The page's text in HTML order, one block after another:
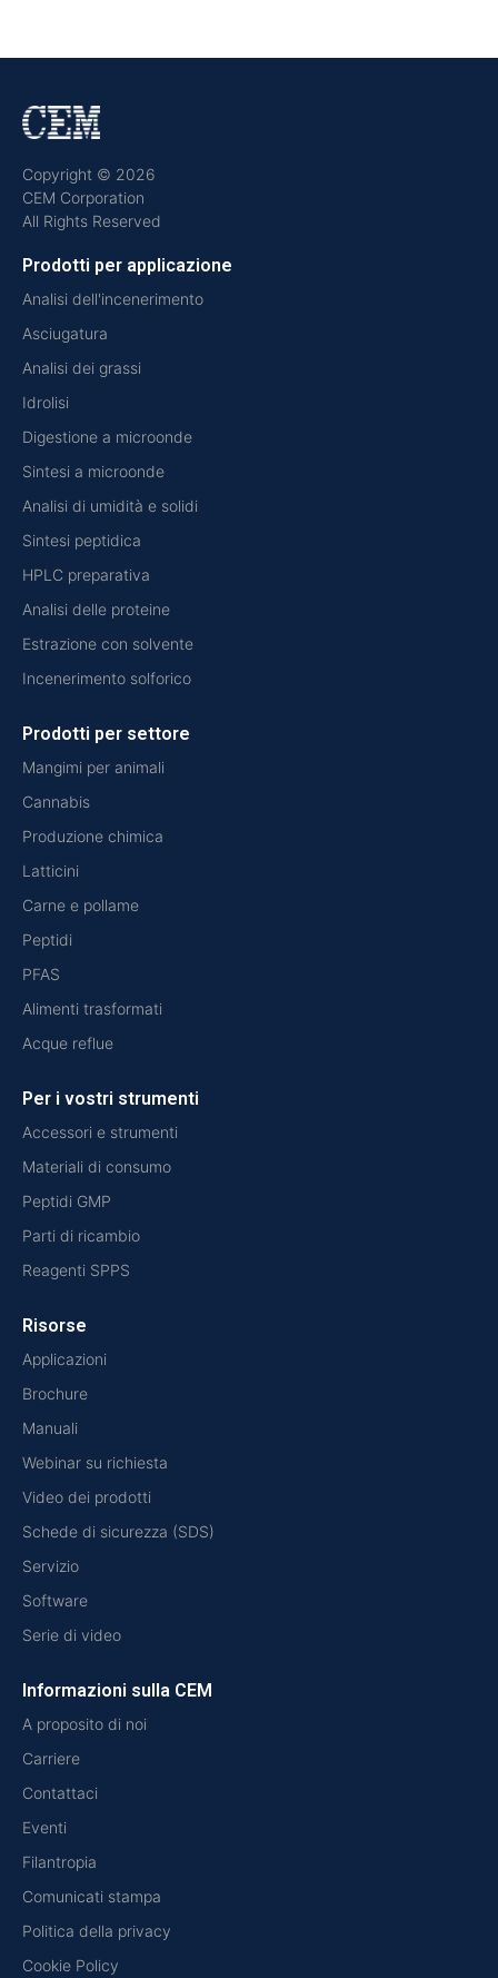
Copyright © 2026
CEM Corporation
All Rights Reserved
Prodotti per applicazione
Analisi dell'incenerimento
Asciugatura
Analisi dei grassi
Idrolisi
Digestione a microonde
Sintesi a microonde
Analisi di umidità e solidi
Sintesi peptidica
HPLC preparativa
Analisi delle proteine
Estrazione con solvente
Incenerimento solforico
Prodotti per settore
Mangimi per animali
Cannabis
Produzione chimica
Latticini
Carne e pollame
Peptidi
PFAS
Alimenti trasformati
Acque reflue
Per i vostri strumenti
Accessori e strumenti
Materiali di consumo
Peptidi GMP
Parti di ricambio
Reagenti SPPS
Risorse
Applicazioni
Brochure
Manuali
Webinar su richiesta
Video dei prodotti
Schede di sicurezza (SDS)
Servizio
Software
Serie di video
Informazioni sulla CEM
A proposito di noi
Carriere
Contattaci
Eventi
Filantropia
Comunicati stampa
Politica della privacy
Cookie Policy